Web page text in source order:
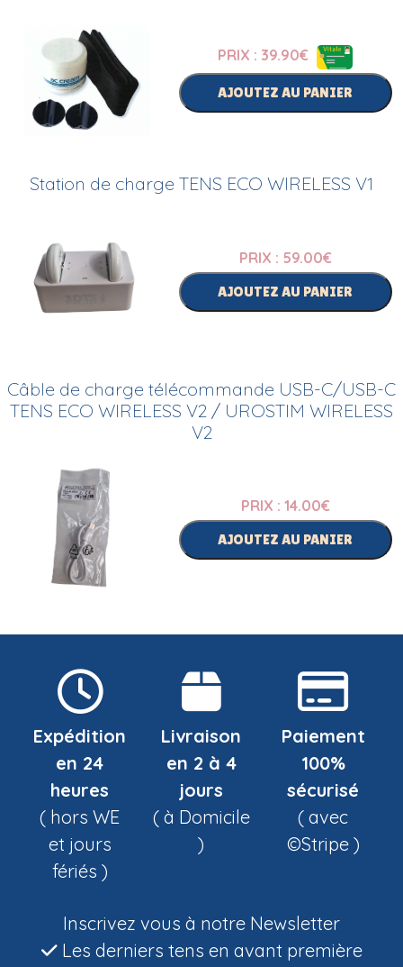
PRIX : 39.90€
AJOUTEZ AU PANIER
Station de charge TENS ECO WIRELESS V1
PRIX : 59.00€
AJOUTEZ AU PANIER
Câble de charge télécommande USB-C/USB-C
TENS ECO WIRELESS V2 / UROSTIM WIRELESS
V2
PRIX : 14.00€
AJOUTEZ AU PANIER
Expédition
en 24
heures
( hors WE
et jours
fériés )
Livraison
en 2 à 4
jours
( à Domicile
)
Paiement
100%
sécurisé
( avec
©Stripe )
Inscrivez vous à notre Newsletter
Les derniers tens en avant première